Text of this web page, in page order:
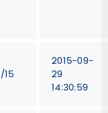
15
2015-09-
29
14:30:59